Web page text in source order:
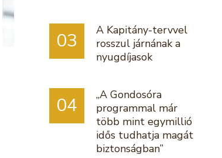
03
A Kapitány-tervvel
rosszul járnának a
nyugdíjasok
04
„A Gondosóra
programmal már
több mint egymillió
idős tudhatja magát
biztonságban”